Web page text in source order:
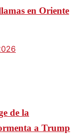
en Oriente
de la
a Trump